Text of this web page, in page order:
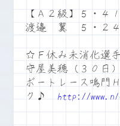
【Ａ２級】５・４１
渡邉 翼 ５・２４
☆Ｆ休み未消化選
守屋美穂（３０日）
ボートレース鳴門
ク♪ http://